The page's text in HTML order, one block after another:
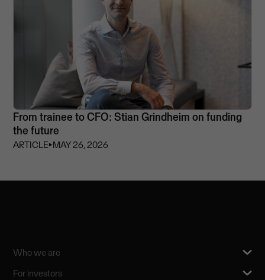
From trainee to CFO: Stian Grindheim on funding
the future
ARTICLE⏵MAY 26, 2026
Who we are
For investors